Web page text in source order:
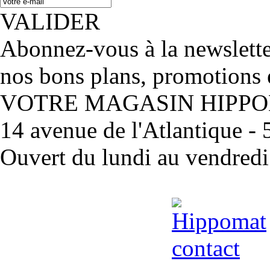
VALIDER
Abonnez-vous à la
nos bons plans, promotions
VOTRE MAGASIN
14 avenue de l'Atlantique -
Ouvert du lundi au